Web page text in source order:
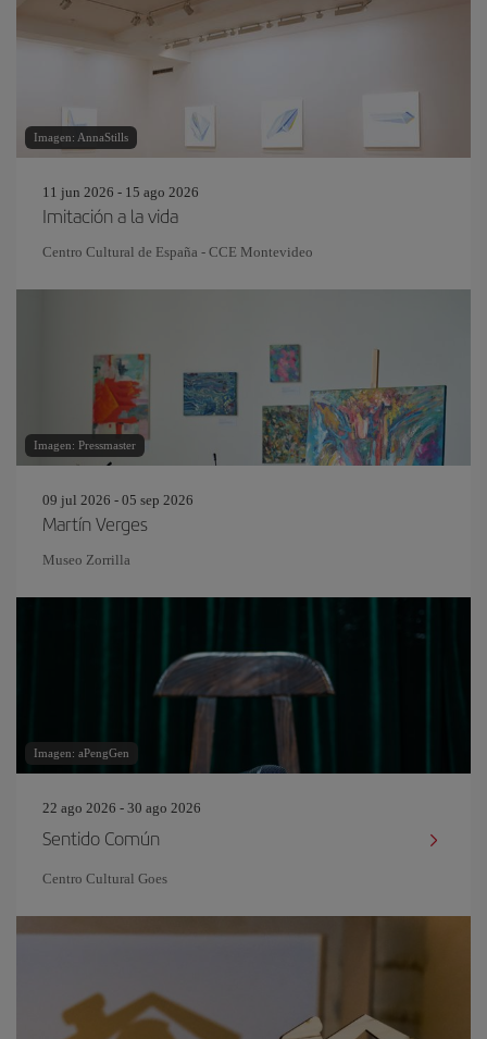
Imagen: AnnaStills
11 jun 2026 - 15 ago 2026
Imitación a la vida
Centro Cultural de España - CCE Montevideo
Imagen: Pressmaster
09 jul 2026 - 05 sep 2026
Martín Verges
Museo Zorrilla
Imagen: aPengGen
22 ago 2026 - 30 ago 2026
Sentido Común
Centro Cultural Goes